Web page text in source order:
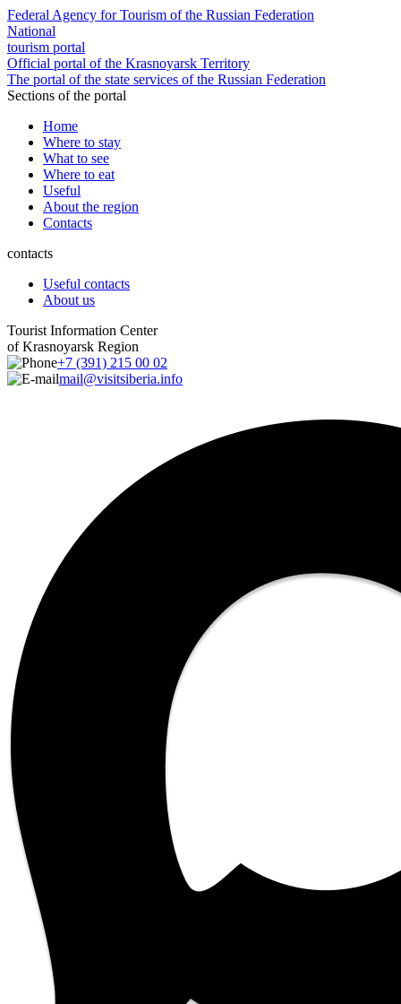
Federal Agency for Tourism of the Russian Federation
National
tourism portal
Official portal of the Krasnoyarsk Territory
The portal of the state services of the Russian Federation
Sections of the portal
Home
Where to stay
What to see
Where to eat
Useful
About the region
Contacts
contacts
Useful contacts
About us
Tourist Information Center
of Krasnoyarsk Region
+7 (391) 215 00 02
mail@visitsiberia.info